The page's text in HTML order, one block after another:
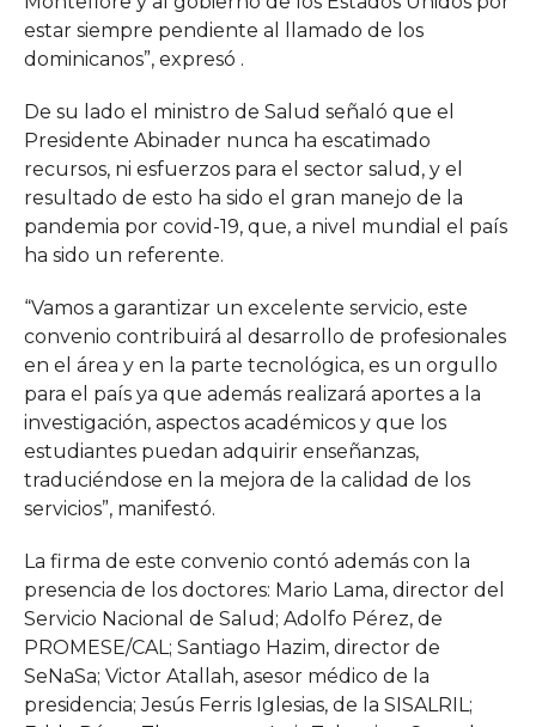
estar siempre pendiente al llamado de los
dominicanos”, expresó .
De su lado el ministro de Salud señaló que el
Presidente Abinader nunca ha escatimado
recursos, ni esfuerzos para el sector salud, y el
resultado de esto ha sido el gran manejo de la
pandemia por covid-19, que, a nivel mundial el país
ha sido un referente.
“Vamos a garantizar un excelente servicio, este
convenio contribuirá al desarrollo de profesionales
en el área y en la parte tecnológica, es un orgullo
para el país ya que además realizará aportes a la
investigación, aspectos académicos y que los
estudiantes puedan adquirir enseñanzas,
traduciéndose en la mejora de la calidad de los
servicios”, manifestó.
La firma de este convenio contó además con la
presencia de los doctores: Mario Lama, director del
Servicio Nacional de Salud; Adolfo Pérez, de
PROMESE/CAL; Santiago Hazim, director de
SeNaSa; Victor Atallah, asesor médico de la
presidencia; Jesús Ferris Iglesias, de la SISALRIL;